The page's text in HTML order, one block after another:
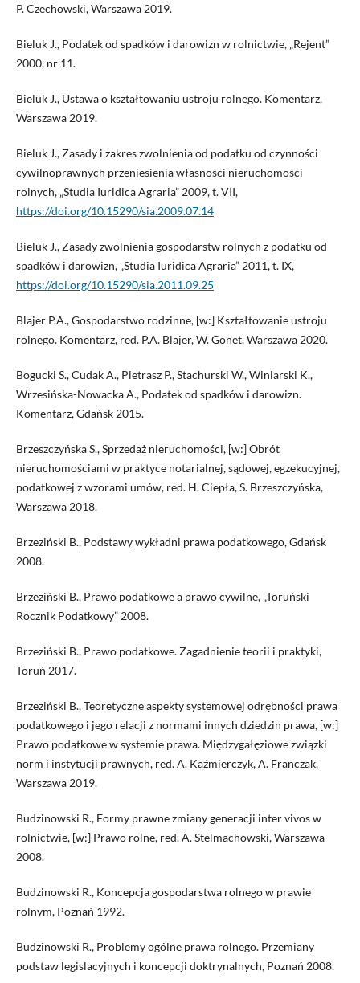
P. Czechowski, Warszawa 2019.
Bieluk J., Podatek od spadków i darowizn w rolnictwie, „Rejent”
2000, nr 11.
Bieluk J., Ustawa o kształtowaniu ustroju rolnego. Komentarz,
Warszawa 2019.
Bieluk J., Zasady i zakres zwolnienia od podatku od czynności
cywilnoprawnych przeniesienia własności nieruchomości
rolnych, „Studia Iuridica Agraria” 2009, t. VII,
https://doi.org/10.15290/sia.2009.07.14
Bieluk J., Zasady zwolnienia gospodarstw rolnych z podatku od
spadków i darowizn, „Studia Iuridica Agraria” 2011, t. IX,
https://doi.org/10.15290/sia.2011.09.25
Blajer P.A., Gospodarstwo rodzinne, [w:] Kształtowanie ustroju
rolnego. Komentarz, red. P.A. Blajer, W. Gonet, Warszawa 2020.
Bogucki S., Cudak A., Pietrasz P., Stachurski W., Winiarski K.,
Wrzesińska-Nowacka A., Podatek od spadków i darowizn.
Komentarz, Gdańsk 2015.
Brzeszczyńska S., Sprzedaż nieruchomości, [w:] Obrót
nieruchomościami w praktyce notarialnej, sądowej, egzekucyjnej,
podatkowej z wzorami umów, red. H. Ciepła, S. Brzeszczyńska,
Warszawa 2018.
Brzeziński B., Podstawy wykładni prawa podatkowego, Gdańsk
2008.
Brzeziński B., Prawo podatkowe a prawo cywilne, „Toruński
Rocznik Podatkowy” 2008.
Brzeziński B., Prawo podatkowe. Zagadnienie teorii i praktyki,
Toruń 2017.
Brzeziński B., Teoretyczne aspekty systemowej odrębności prawa
podatkowego i jego relacji z normami innych dziedzin prawa, [w:]
Prawo podatkowe w systemie prawa. Międzygałęziowe związki
norm i instytucji prawnych, red. A. Kaźmierczyk, A. Franczak,
Warszawa 2019.
Budzinowski R., Formy prawne zmiany generacji inter vivos w
rolnictwie, [w:] Prawo rolne, red. A. Stelmachowski, Warszawa
2008.
Budzinowski R., Koncepcja gospodarstwa rolnego w prawie
rolnym, Poznań 1992.
Budzinowski R., Problemy ogólne prawa rolnego. Przemiany
podstaw legislacyjnych i koncepcji doktrynalnych, Poznań 2008.